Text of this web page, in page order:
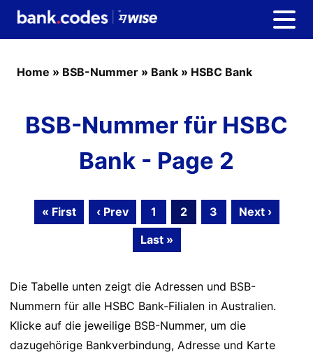
Home » BSB-Nummer » Bank » HSBC Bank
BSB-Nummer für HSBC
Bank - Page 2
« First ‹ Prev 1 2 3
Next ›
Last »
Die Tabelle unten zeigt die Adressen und BSB-
Nummern für alle HSBC Bank-Filialen in Australien.
Klicke auf die jeweilige BSB-Nummer, um die
dazugehörige Bankverbindung, Adresse und Karte